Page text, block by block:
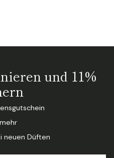
und 11%
neuen Düften